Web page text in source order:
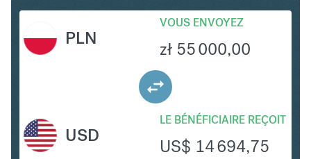
PLN
VOUS ENVOYEZ
zł 55 000,00
LE BÉNÉFICIAIRE REÇOIT
US$ 14 694,75
USD